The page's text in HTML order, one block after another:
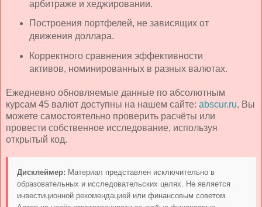
арбитраже и хеджировании.
Построения портфелей, не зависящих от
движения доллара.
Корректного сравнения эффективности
активов, номинированных в разных валютах.
Ежедневно обновляемые данные по абсолютным
курсам 45 валют доступны на нашем сайте: abscur.ru. Вы
можете самостоятельно проверить расчёты или
провести собственное исследование, используя
открытый код.
Дисклеймер: Материал представлен исключительно в
образовательных и исследовательских целях. Не является
инвестиционной рекомендацией или финансовым советом.